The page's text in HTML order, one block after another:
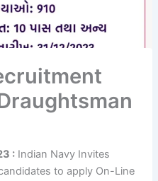
: Indian Navy Invites
to apply On-Line